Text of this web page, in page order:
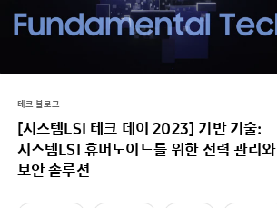
테크 블로그
[시스템LSI 테크 데이 2023] 기반 기술:
시스템LSI 휴머노이드를 위한 전력 관리와
보안 솔루션